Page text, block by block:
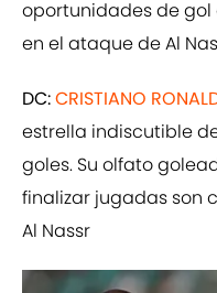
oportunidades de
en el ataque de Al
DC:CRISTIANO
estrella indiscutible
goles. Su olfato
finalizar jugadas son
Al Nassr